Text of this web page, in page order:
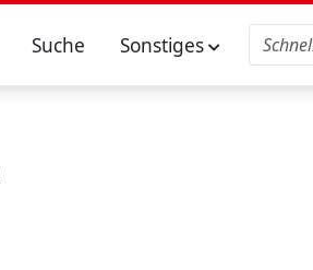
Suche Sonstiges